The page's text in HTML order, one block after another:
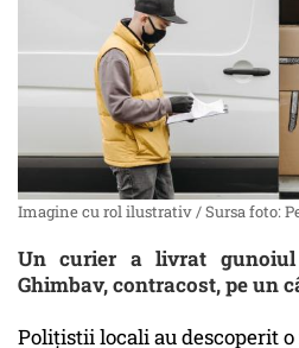
Imagine cu rol ilustrativ / Sursa foto:
Un curier a livrat
Ghimbav, contracost, pe un
Polițistii locali au descoperit